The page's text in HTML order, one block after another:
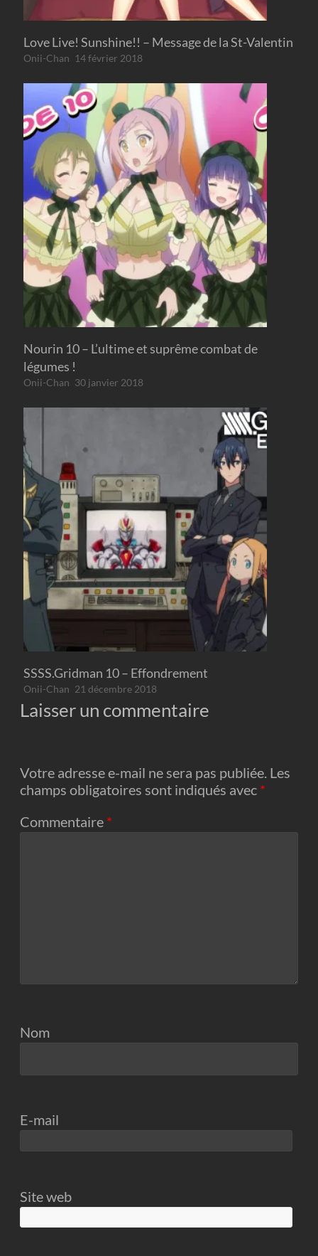
Love Live! Sunshine!! – Message de la St-Valentin
Onii-Chan 14 février 2018
Nourin 10 – L’ultime et suprême combat de
légumes !
Onii-Chan 30 janvier 2018
SSSS.Gridman 10 – Effondrement
Onii-Chan 21 décembre 2018
Laisser un commentaire
Votre adresse e-mail ne sera pas publiée. Les
champs obligatoires sont indiqués avec *
Commentaire *
Nom
E-mail
Site web